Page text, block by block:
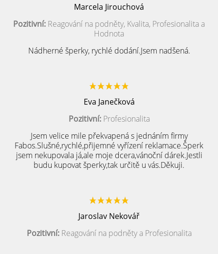
Marcela Jirouchová
Pozitivní: Reagování na podněty, Kvalita, Profesionalita a
Hodnota
Nádherné šperky, rychlé dodání.Jsem nadšená.
Eva Janečková
Pozitivní:Profesionalita
Jsem velice mile překvapená s jednáním firmy
Fabos.Slušné,rychlé,přijemné vyřízení reklamace.Šperk
jsem nekupovala já,ale moje dcera,vánoční dárek.Jestli
budu kupovat šperky,tak určitě u vás.Děkuji.
Jaroslav Nekovář
Pozitivní:Reagování na podněty a Profesionalita